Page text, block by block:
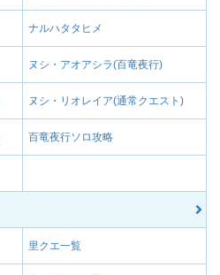
ナルハタタヒメ
ヌシ・アオアシラ(百竜夜行)
ヌシ・リオレイア(通常クエスト)
百竜夜行ソロ攻略
里クエ一覧